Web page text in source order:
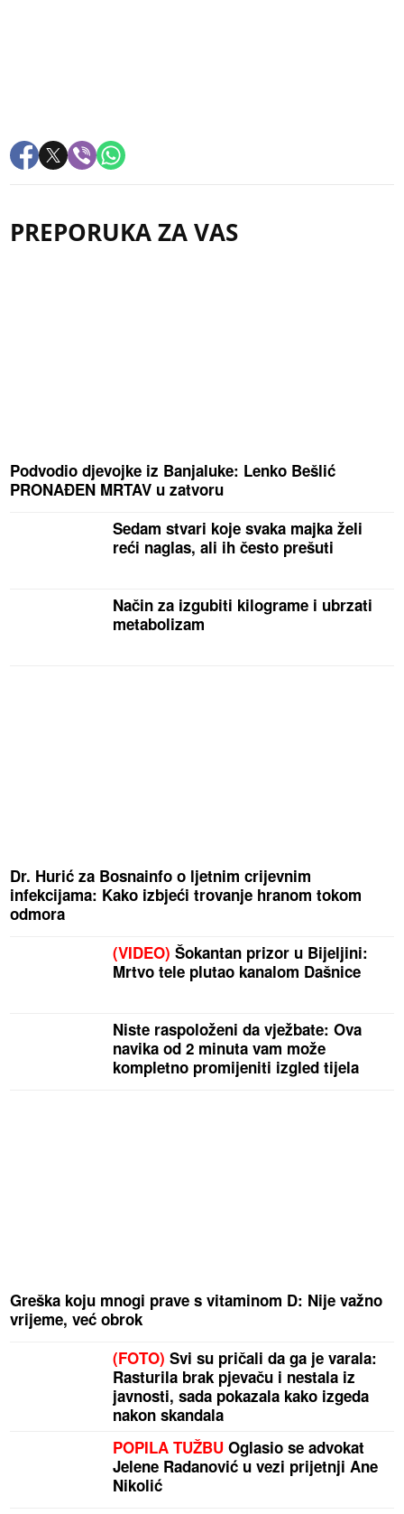
PREPORUKA ZA VAS
Podvodio djevojke iz Banjaluke: Lenko Bešlić
PRONAĐEN MRTAV u zatvoru
Sedam stvari koje svaka majka želi
reći naglas, ali ih često prešuti
Način za izgubiti kilograme i ubrzati
metabolizam
Dr. Hurić za Bosnainfo o ljetnim crijevnim
infekcijama: Kako izbjeći trovanje hranom tokom
odmora
(VIDEO) Šokantan prizor u Bijeljini:
Mrtvo tele plutao kanalom Dašnice
Niste raspoloženi da vježbate: Ova
navika od 2 minuta vam može
kompletno promijeniti izgled tijela
Greška koju mnogi prave s vitaminom D: Nije važno
vrijeme, već obrok
(FOTO) Svi su pričali da ga je varala:
Rasturila brak pjevaču i nestala iz
javnosti, sada pokazala kako izgeda
nakon skandala
POPILA TUŽBU Oglasio se advokat
Jelene Radanović u vezi prijetnji Ane
Nikolić